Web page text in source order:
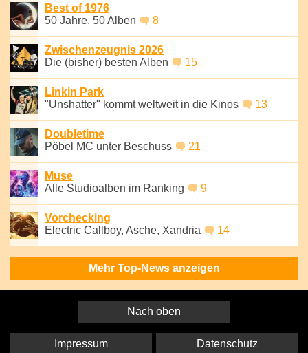
Best of 1976
50 Jahre, 50 Alben
8
Zwischenzeugnis 2026
Die (bisher) besten Alben
15
Linkin Park
"Unshatter" kommt weltweit in die Kinos
13
Doubletime
Pöbel MC unter Beschuss
21
Muse
Alle Studioalben im Ranking
9
Vorchecking
Electric Callboy, Asche, Xandria
14
Mehr Top-News anzeigen
Nach oben
Impressum Datenschutz